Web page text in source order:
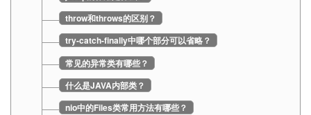
throw和throws的区别？
try-catch-finally中哪个部分可以省略？
常见的异常类有哪些？
什么是JAVA内部类？
nio中的Files类常用方法有哪些？